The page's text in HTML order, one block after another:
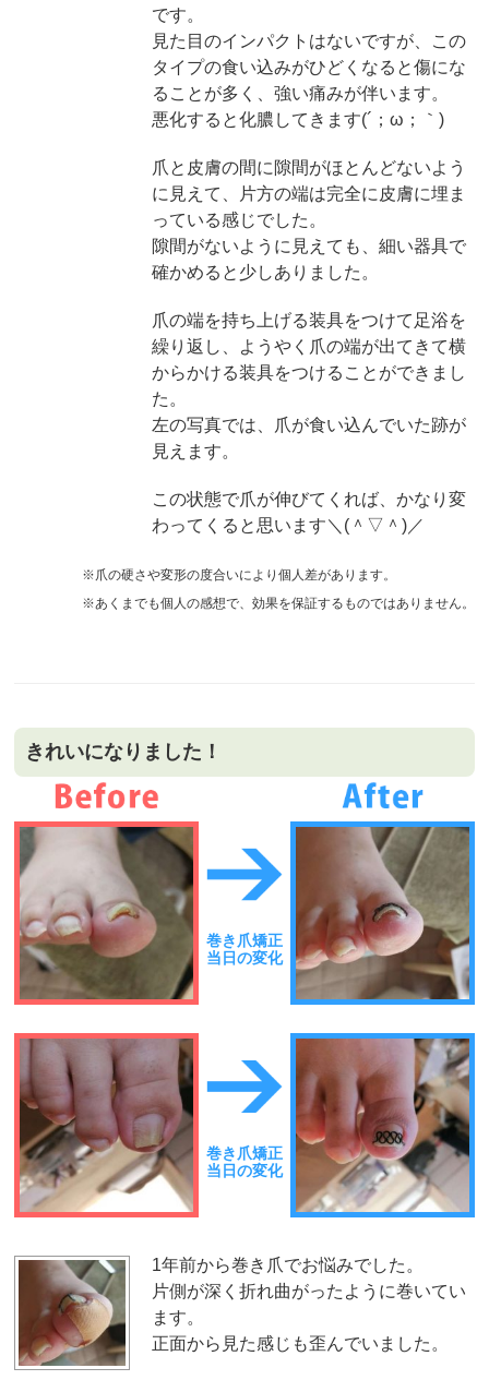
です。
見た目のインパクトはないですが、この
タイプの食い込みがひどくなると傷にな
ることが多く、強い痛みが伴います。
悪化すると化膿してきます(´；ω；｀)
爪と皮膚の間に隙間がほとんどないよう
に見えて、片方の端は完全に皮膚に埋ま
っている感じでした。
隙間がないように見えても、細い器具で
確かめると少しありました。
爪の端を持ち上げる装具をつけて足浴を
繰り返し、ようやく爪の端が出てきて横
からかける装具をつけることができまし
た。
左の写真では、爪が食い込んでいた跡が
見えます。
この状態で爪が伸びてくれば、かなり変
わってくると思います＼(＾▽＾)／
※爪の硬さや変形の度合いにより個人差があります。
※あくまでも個人の感想で、効果を保証するものではありません。
きれいになりました！
巻き爪矯正
当日の変化
巻き爪矯正
当日の変化
1年前から巻き爪でお悩みでした。
片側が深く折れ曲がったように巻いてい
ます。
正面から見た感じも歪んでいました。